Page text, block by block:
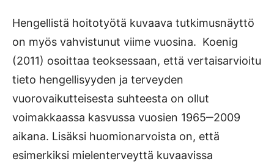
Hengellistä hoitotyötä kuvaava tutkimusnäyttö
on myös vahvistunut viime vuosina. Koenig
(2011) osoittaa teoksessaan, että vertaisarvioitu
tieto hengellisyyden ja terveyden
vuorovaikutteisesta suhteesta on ollut
voimakkaassa kasvussa vuosien 1965‒2009
aikana. Lisäksi huomionarvoista on, että
esimerkiksi mielenterveyttä kuvaavissa